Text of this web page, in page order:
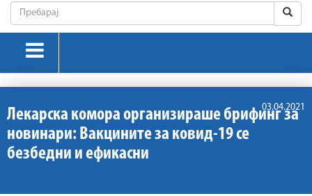
03.04.2021
Лекарска комора организираше брифинг за
новинари: Вакцините за ковид-19 се
безбедни и ефикасни